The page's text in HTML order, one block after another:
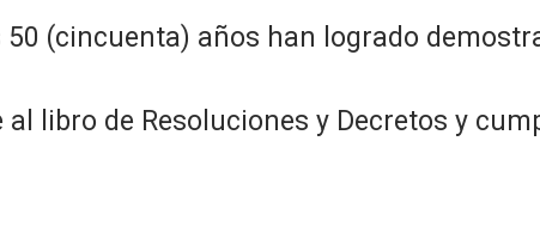
(cincuenta) años han logrado
libro de Resoluciones y Decretos y